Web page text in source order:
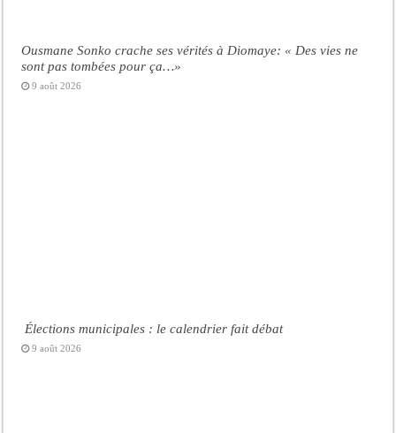
Ousmane Sonko crache ses vérités à Diomaye: « Des vies ne
sont pas tombées pour ça…»
9 août 2026
Élections municipales : le calendrier fait débat
9 août 2026